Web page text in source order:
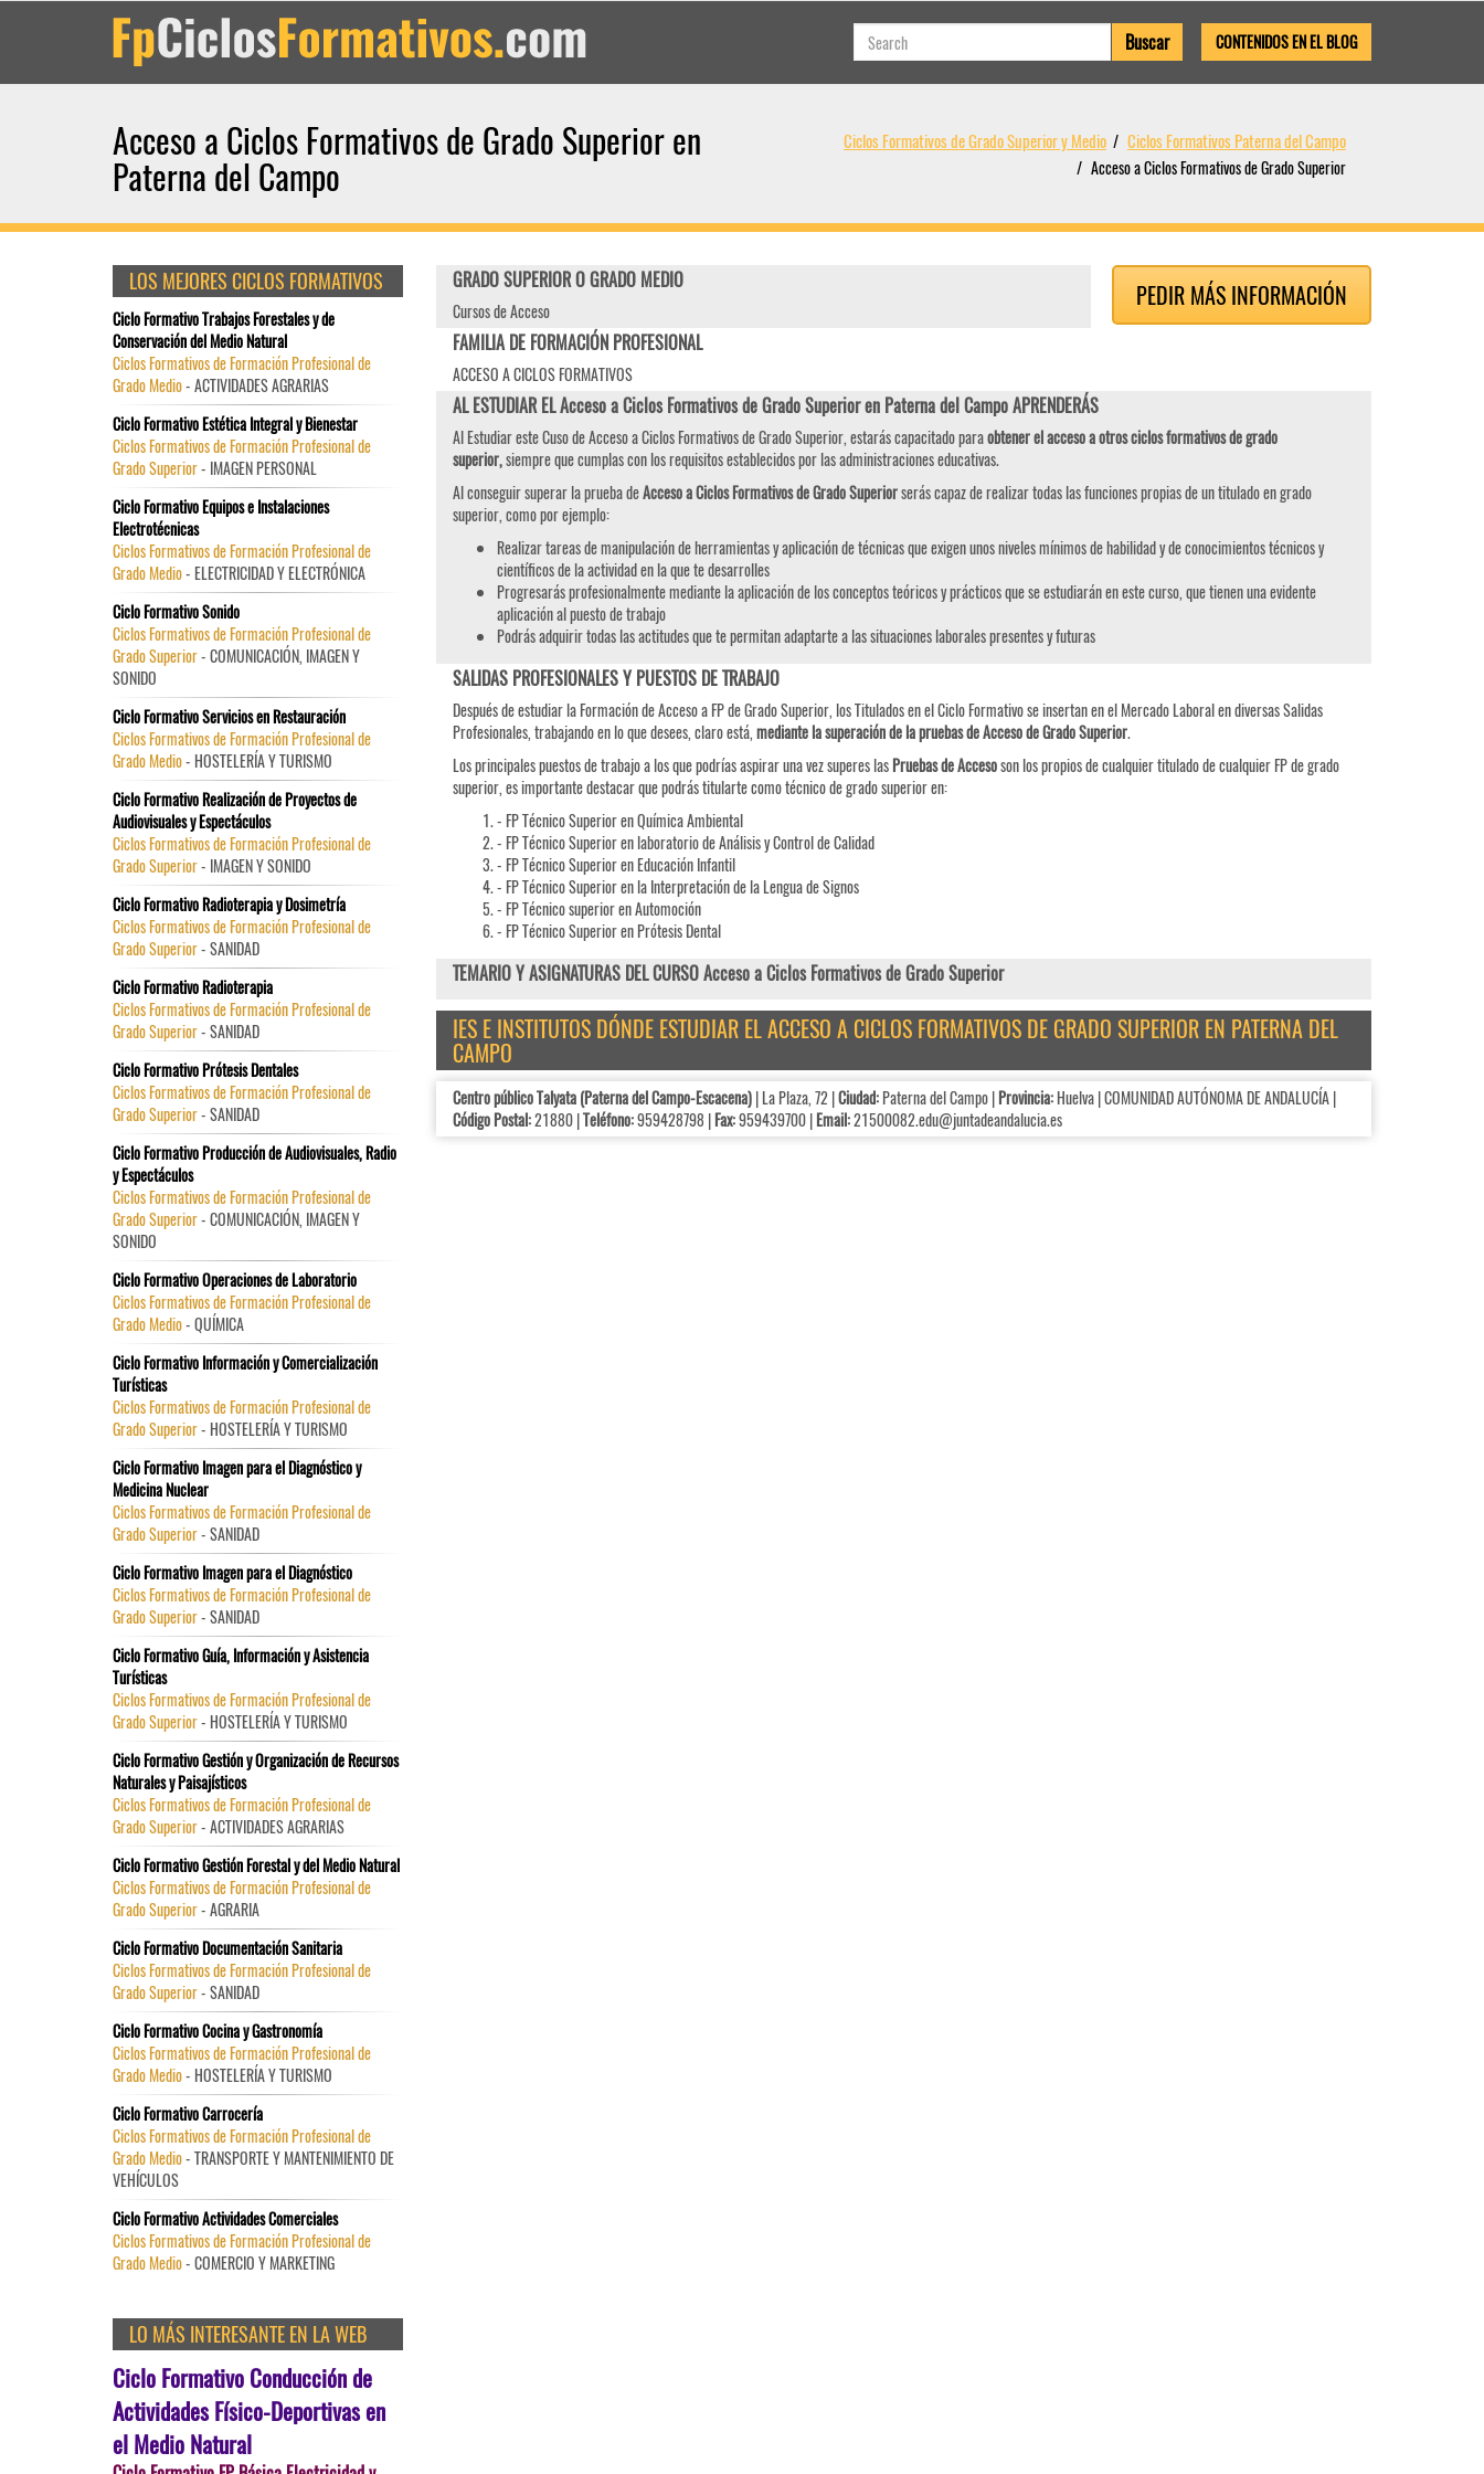
CONTENIDOS EN EL BLOG
Acceso a Ciclos Formativos de Grado Superior en
Paterna del Campo
Ciclos Formativos de Grado Superior y Medio Ciclos Formativos Paterna del Campo
Acceso a Ciclos Formativos de Grado Superior
PEDIR MÁS INFORMACIÓN
GRADO SUPERIOR O GRADO MEDIO
Cursos de Acceso
FAMILIA DE FORMACIÓN PROFESIONAL
ACCESO A CICLOS FORMATIVOS
AL ESTUDIAR EL Acceso a Ciclos Formativos de Grado Superior en Paterna del Campo APRENDERÁS
Al Estudiar este Cuso de Acceso a Ciclos Formativos de Grado Superior, estarás capacitado paraobtener el acceso a otros ciclos formativos de grado
superior,siempre que cumplas con los requisitos establecidos por las administraciones educativas.
Al conseguir superar la prueba deAcceso a Ciclos Formativos de Grado Superiorserás capaz de realizar todas las funciones propias de un titulado en grado
superior, como por ejemplo:
Realizar tareas de manipulación de herramientas y aplicación de técnicas que exigen unos niveles mínimos de habilidad y de conocimientos técnicos y
científicos de la actividad en la que te desarrolles
Progresarás profesionalmente mediante la aplicación de los conceptos teóricos y prácticos que se estudiarán en este curso, que tienen una evidente
aplicación al puesto de trabajo
Podrás adquirir todas las actitudes que te permitan adaptarte a las situaciones laborales presentes y futuras
SALIDAS PROFESIONALES Y PUESTOS DE TRABAJO
Después de estudiar la Formación de Acceso a FP de Grado Superior, los Titulados en el Ciclo Formativo se insertan en el Mercado Laboral en diversas Salidas
Profesionales, trabajando en lo que desees, claro está,mediante la superación de la pruebas de Acceso de Grado Superior.
Los principales puestos de trabajo a los que podrías aspirar una vez superes lasPruebas deAccesoson los propios de cualquier titulado de cualquier FP de grado
superior, es importante destacar que podrás titularte como técnico de grado superior en:
- FP Técnico Superior en Química Ambiental
- FP Técnico Superior en laboratorio de Análisis y Control de Calidad
- FP Técnico Superior en Educación Infantil
- FP Técnico Superior en la Interpretación de la Lengua de Signos
- FP Técnico superior en Automoción
- FP Técnico Superior en Prótesis Dental
TEMARIO Y ASIGNATURAS DEL CURSO Acceso a Ciclos Formativos de Grado Superior
IES E INSTITUTOS DÓNDE ESTUDIAR EL ACCESO A CICLOS FORMATIVOS DE GRADO SUPERIOR EN PATERNA DEL
CAMPO
Centro público Talyata (Paterna del Campo-Escacena)| La Plaza, 72 |Ciudad:Paterna del Campo |Provincia:Huelva | COMUNIDAD AUTÓNOMA DE ANDALUCÍA |
Código Postal:21880 |Teléfono:959428798 |Fax:959439700 |Email:21500082.edu@juntadeandalucia.es
LOS MEJORES CICLOS FORMATIVOS
Ciclo Formativo Trabajos Forestales y de
Conservación del Medio Natural
Ciclos Formativos de Formación Profesional de
Grado Medio- ACTIVIDADES AGRARIAS
Ciclo Formativo Estética Integral y Bienestar
Ciclos Formativos de Formación Profesional de
Grado Superior- IMAGEN PERSONAL
Ciclo Formativo Equipos e Instalaciones
Electrotécnicas
Ciclos Formativos de Formación Profesional de
Grado Medio- ELECTRICIDAD Y ELECTRÓNICA
Ciclo Formativo Sonido
Ciclos Formativos de Formación Profesional de
Grado Superior- COMUNICACIÓN, IMAGEN Y
SONIDO
Ciclo Formativo Servicios en Restauración
Ciclos Formativos de Formación Profesional de
Grado Medio- HOSTELERÍA Y TURISMO
Ciclo Formativo Realización de Proyectos de
Audiovisuales y Espectáculos
Ciclos Formativos de Formación Profesional de
Grado Superior- IMAGEN Y SONIDO
Ciclo Formativo Radioterapia y Dosimetría
Ciclos Formativos de Formación Profesional de
Grado Superior- SANIDAD
Ciclo Formativo Radioterapia
Ciclos Formativos de Formación Profesional de
Grado Superior- SANIDAD
Ciclo Formativo Prótesis Dentales
Ciclos Formativos de Formación Profesional de
Grado Superior- SANIDAD
Ciclo Formativo Producción de Audiovisuales, Radio
y Espectáculos
Ciclos Formativos de Formación Profesional de
Grado Superior- COMUNICACIÓN, IMAGEN Y
SONIDO
Ciclo Formativo Operaciones de Laboratorio
Ciclos Formativos de Formación Profesional de
Grado Medio- QUÍMICA
Ciclo Formativo Información y Comercialización
Turísticas
Ciclos Formativos de Formación Profesional de
Grado Superior- HOSTELERÍA Y TURISMO
Ciclo Formativo Imagen para el Diagnóstico y
Medicina Nuclear
Ciclos Formativos de Formación Profesional de
Grado Superior- SANIDAD
Ciclo Formativo Imagen para el Diagnóstico
Ciclos Formativos de Formación Profesional de
Grado Superior- SANIDAD
Ciclo Formativo Guía, Información y Asistencia
Turísticas
Ciclos Formativos de Formación Profesional de
Grado Superior- HOSTELERÍA Y TURISMO
Ciclo Formativo Gestión y Organización de Recursos
Naturales y Paisajísticos
Ciclos Formativos de Formación Profesional de
Grado Superior- ACTIVIDADES AGRARIAS
Ciclo Formativo Gestión Forestal y del Medio Natural
Ciclos Formativos de Formación Profesional de
Grado Superior- AGRARIA
Ciclo Formativo Documentación Sanitaria
Ciclos Formativos de Formación Profesional de
Grado Superior- SANIDAD
Ciclo Formativo Cocina y Gastronomía
Ciclos Formativos de Formación Profesional de
Grado Medio- HOSTELERÍA Y TURISMO
Ciclo Formativo Carrocería
Ciclos Formativos de Formación Profesional de
Grado Medio- TRANSPORTE Y MANTENIMIENTO DE
VEHÍCULOS
Ciclo Formativo Actividades Comerciales
Ciclos Formativos de Formación Profesional de
Grado Medio- COMERCIO Y MARKETING
LO MÁS INTERESANTE EN LA WEB
Ciclo Formativo Conducción de
Actividades Físico-Deportivas en
el Medio Natural